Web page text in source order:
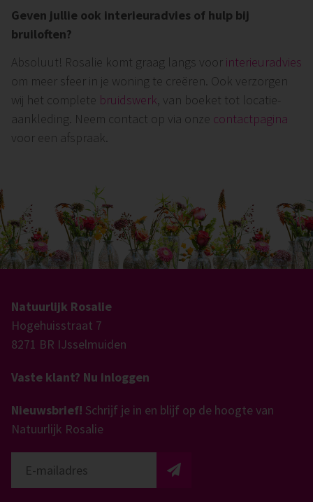
Geven jullie ook interieuradvies of hulp bij
bruiloften?
Absoluut! Rosalie komt graag langs voor interieuradvies
om meer sfeer in je woning te creëren. Ook verzorgen
wij het complete bruidswerk, van boeket tot locatie-
aankleding. Neem contact op via onze contactpagina
voor een afspraak.
Natuurlijk Rosalie
Hogehuisstraat 7
8271 BR IJsselmuiden
Vaste klant? Nu inloggen
Nieuwsbrief! Schrijf je in en blijf op de hoogte van
Natuurlijk Rosalie